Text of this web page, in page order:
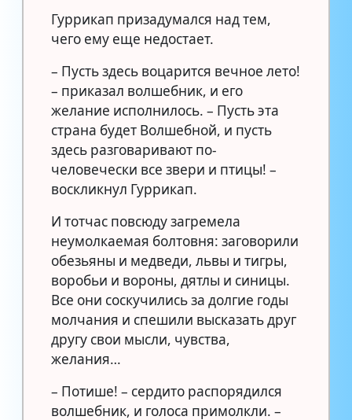
Гуррикап призадумался над тем,
чего ему еще недостает.
– Пусть здесь воцарится вечное лето!
– приказал волшебник, и его
желание исполнилось. – Пусть эта
страна будет Волшебной, и пусть
здесь разговаривают по-
человечески все звери и птицы! –
воскликнул Гуррикап.
И тотчас повсюду загремела
неумолкаемая болтовня: заговорили
обезьяны и медведи, львы и тигры,
воробьи и вороны, дятлы и синицы.
Все они соскучились за долгие годы
молчания и спешили высказать друг
другу свои мысли, чувства,
желания…
– Потише! – сердито распорядился
волшебник, и голоса примолкли. –